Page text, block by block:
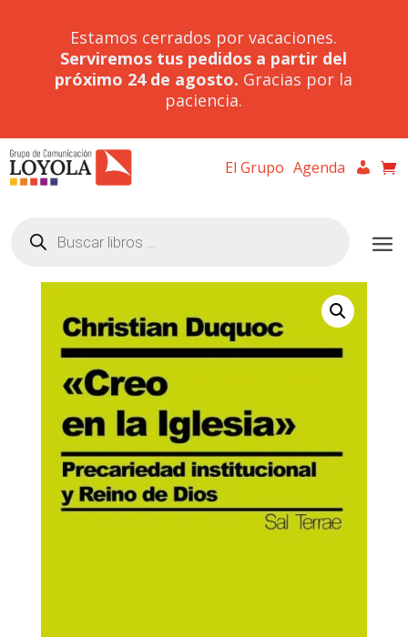
Estamos cerrados por vacaciones.
Serviremos tus pedidos a partir del
próximo 24 de agosto. Gracias por la
paciencia.
El Grupo Agenda
productos